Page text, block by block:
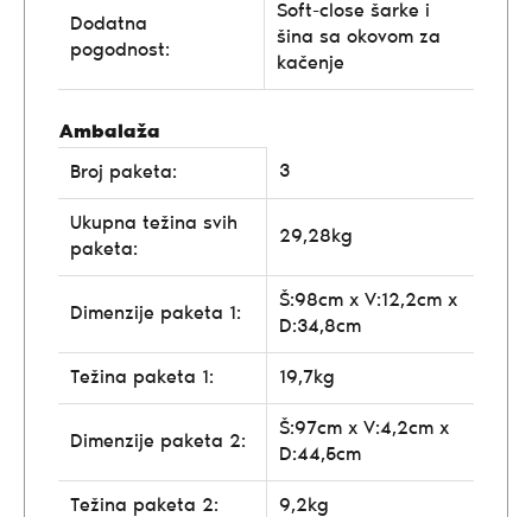
Dodatna
pogodnost:
Soft-close šarke i
šina sa okovom za
kačenje
Ambalaža
Broj paketa:
3
Ukupna težina svih
paketa:
29,28kg
Dimenzije paketa 1:
Š:98cm x V:12,2cm x
D:34,8cm
Težina paketa 1: 19,7kg
Dimenzije paketa 2:
Š:97cm x V:4,2cm x
D:44,5cm
Težina paketa 2: 9,2kg